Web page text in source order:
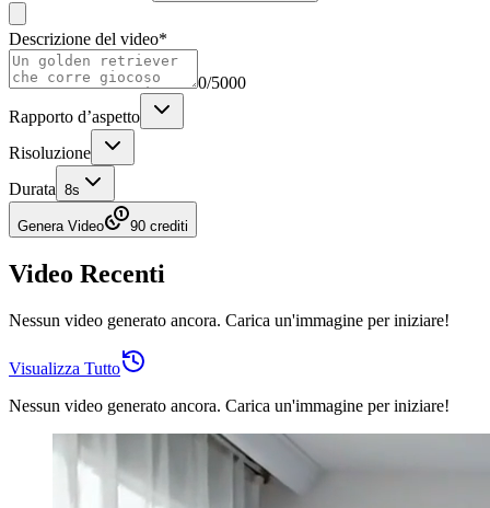
Descrizione del video*
0/5000
Rapporto d’aspetto
Risoluzione
Durata 8s
Genera Video 90 crediti
Video Recenti
Nessun video generato ancora. Carica un'immagine per iniziare!
Visualizza Tutto
Nessun video generato ancora. Carica un'immagine per iniziare!